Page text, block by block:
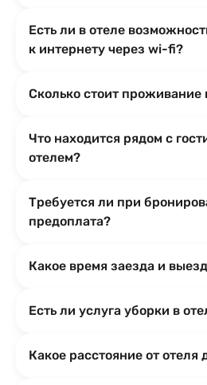
Есть ли в отеле
к интернету через wi-fi?
Сколько стоит проживание
Что находится рядом с
отелем?
Требуется ли при
предоплата?
Какое время заезда и
Есть ли услуга уборки в
Какое расстояние от отеля